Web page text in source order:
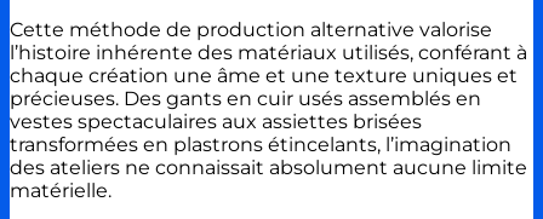
Cette méthode de production alternative valorise
l’histoire inhérente des matériaux utilisés, conférant à
chaque création une âme et une texture uniques et
précieuses. Des gants en cuir usés assemblés en
vestes spectaculaires aux assiettes brisées
transformées en plastrons étincelants, l’imagination
des ateliers ne connaissait absolument aucune limite
matérielle.